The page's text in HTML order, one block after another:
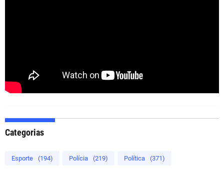
Categorias
Esporte (194) Polícia (219) Política (371)